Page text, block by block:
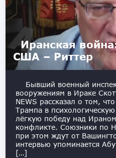
Иранская
США – Риттер
Бывший военный
вооружениям в Ираке
NEWS рассказал о том,
Трампа в
лёгкую победу над
конфликте. Союзники по
при этом ждут от
интервью упоминается
[…]